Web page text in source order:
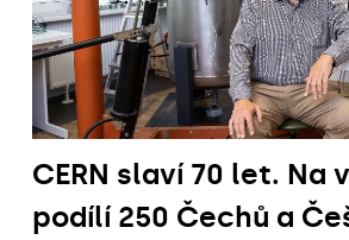
CERN slaví 70 let. Na
podílí 250 Čechů a